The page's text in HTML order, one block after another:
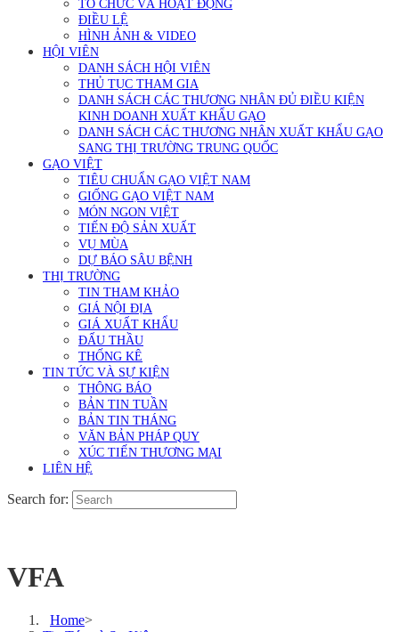
TỔ CHỨC VÀ HOẠT ĐỘNG
ĐIỀU LỆ
HÌNH ẢNH & VIDEO
HỘI VIÊN
DANH SÁCH HỘI VIÊN
THỦ TỤC THAM GIA
DANH SÁCH CÁC THƯƠNG NHÂN ĐỦ ĐIỀU KIỆN
KINH DOANH XUẤT KHẨU GẠO
DANH SÁCH CÁC THƯƠNG NHÂN XUẤT KHẨU GẠO
SANG THỊ TRƯỜNG TRUNG QUỐC
GẠO VIỆT
TIÊU CHUẨN GẠO VIỆT NAM
GIỐNG GẠO VIỆT NAM
MÓN NGON VIỆT
TIẾN ĐỘ SẢN XUẤT
VỤ MÙA
DỰ BÁO SÂU BỆNH
THỊ TRƯỜNG
TIN THAM KHẢO
GIÁ NỘI ĐỊA
GIÁ XUẤT KHẨU
ĐẤU THẦU
THỐNG KÊ
TIN TỨC VÀ SỰ KIỆN
THÔNG BÁO
BẢN TIN TUẦN
BẢN TIN THÁNG
VĂN BẢN PHÁP QUY
XÚC TIẾN THƯƠNG MẠI
LIÊN HỆ
Search for:
VFA
Home>